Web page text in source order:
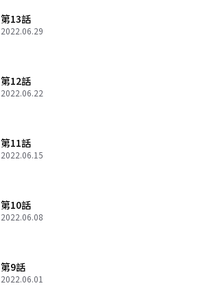
第13話
2022.06.29
第12話
2022.06.22
第11話
2022.06.15
第10話
2022.06.08
第9話
2022.06.01